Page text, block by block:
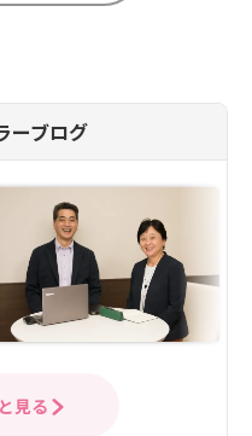
ーブログ
見る